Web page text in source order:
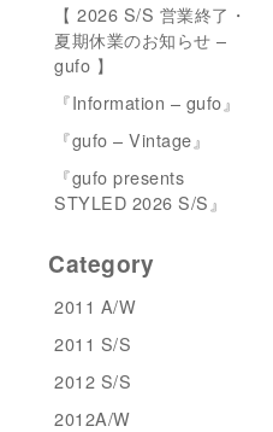
【 2026 S/S 営業終了・
夏期休業のお知らせ –
gufo 】
『Information – gufo』
『gufo – Vintage』
『gufo presents
STYLED 2026 S/S』
Category
2011 A/W
2011 S/S
2012 S/S
2012A/W